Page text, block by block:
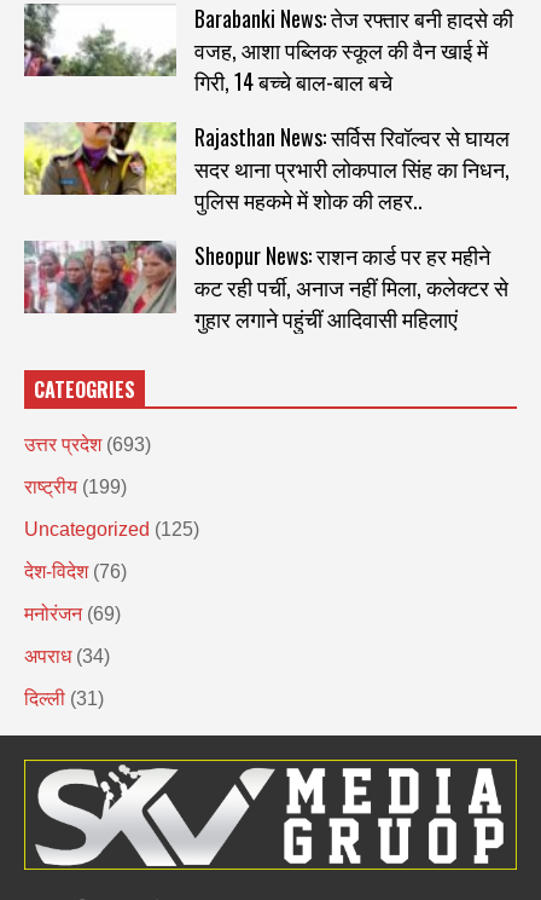
Barabanki News: तेज रफ्तार बनी हादसे की
वजह, आशा पब्लिक स्कूल की वैन खाई में
गिरी, 14 बच्चे बाल-बाल बचे
Rajasthan News: सर्विस रिवॉल्वर से घायल
सदर थाना प्रभारी लोकपाल सिंह का निधन,
पुलिस महकमे में शोक की लहर..
Sheopur News: राशन कार्ड पर हर महीने
कट रही पर्ची, अनाज नहीं मिला, कलेक्टर से
गुहार लगाने पहुंचीं आदिवासी महिलाएं
CATEOGRIES
उत्तर प्रदेश (693)
राष्ट्रीय (199)
Uncategorized (125)
देश-विदेश (76)
मनोरंजन (69)
अपराध (34)
दिल्ली (31)